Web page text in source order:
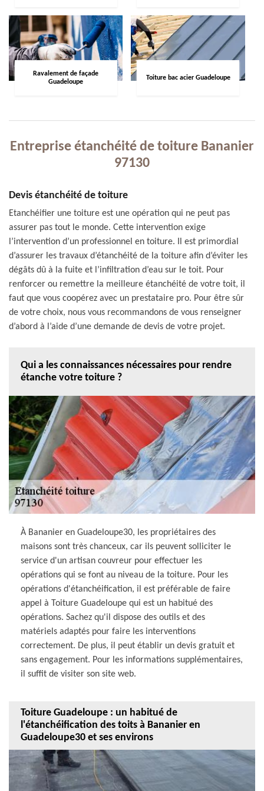
Ravalement de façade
Guadeloupe
Toiture bac acier Guadeloupe
Entreprise étanchéité de toiture Bananier
97130
Devis étanchéité de toiture
Etanchéifier une toiture est une opération qui ne peut pas
assurer pas tout le monde. Cette intervention exige
l’intervention d’un professionnel en toiture. Il est primordial
d’assurer les travaux d’étanchéité de la toiture afin d’éviter les
dégâts dû à la fuite et l’infiltration d’eau sur le toit. Pour
renforcer ou remettre la meilleure étanchéité de votre toit, il
faut que vous coopérez avec un prestataire pro. Pour être sûr
de votre choix, nous vous recommandons de vous renseigner
d’abord à l’aide d’une demande de devis de votre projet.
Qui a les connaissances nécessaires pour rendre
étanche votre toiture ?
À Bananier en Guadeloupe30, les propriétaires des
maisons sont très chanceux, car ils peuvent solliciter le
service d'un artisan couvreur pour effectuer les
opérations qui se font au niveau de la toiture. Pour les
opérations d'étanchéification, il est préférable de faire
appel à Toiture Guadeloupe qui est un habitué des
opérations. Sachez qu'il dispose des outils et des
matériels adaptés pour faire les interventions
correctement. De plus, il peut établir un devis gratuit et
sans engagement. Pour les informations supplémentaires,
il suffit de visiter son site web.
Toiture Guadeloupe : un habitué de
l'étanchéification des toits à Bananier en
Guadeloupe30 et ses environs